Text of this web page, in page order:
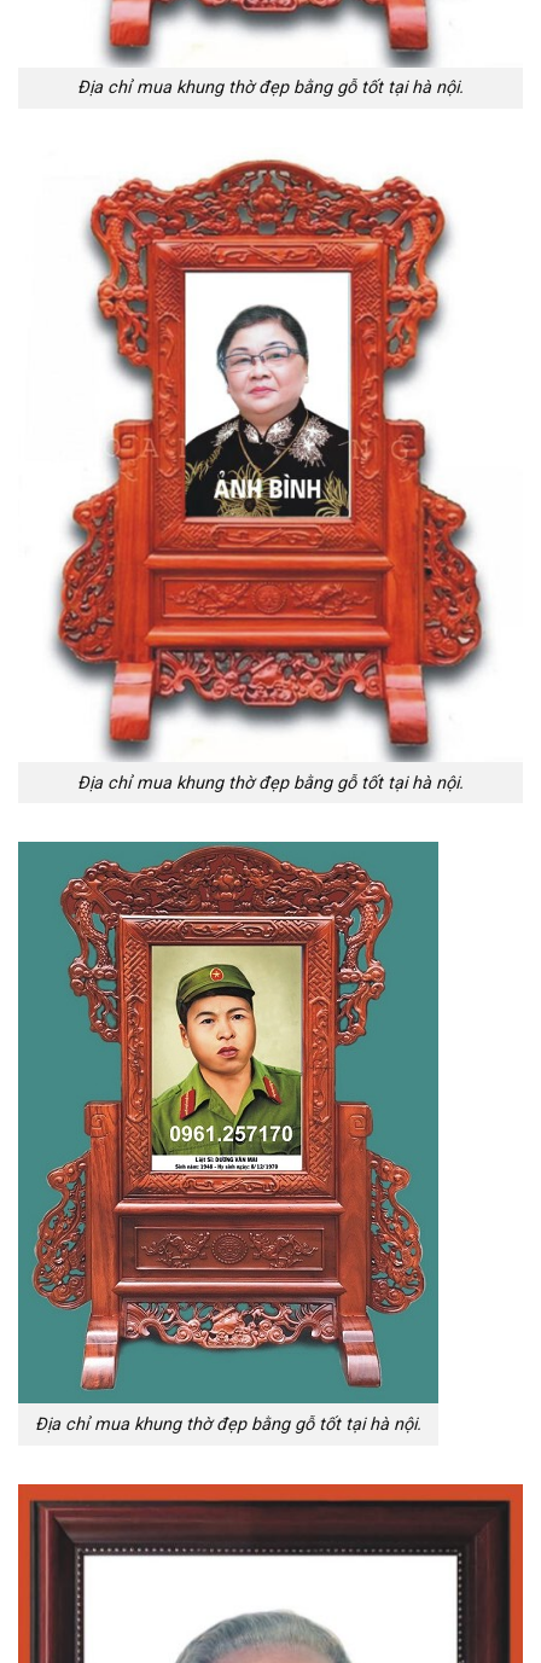
Địa chỉ mua khung thờ đẹp bằng gỗ tốt tại hà nội.
Địa chỉ mua khung thờ đẹp bằng gỗ tốt tại hà nội.
Địa chỉ mua khung thờ đẹp bằng gỗ tốt tại hà nội.